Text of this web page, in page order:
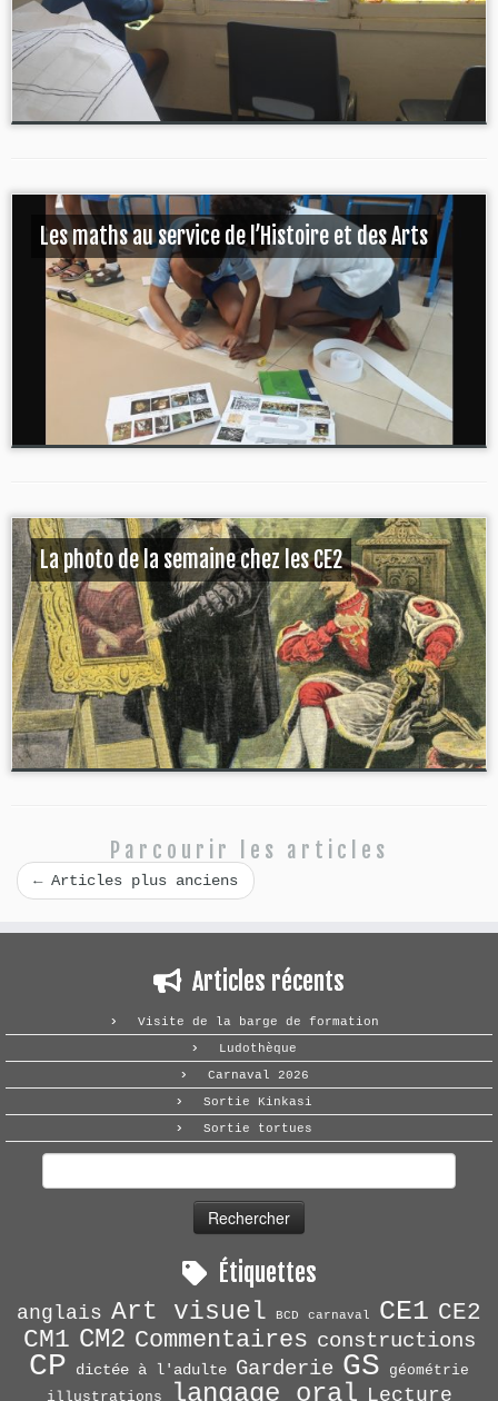
Les maths au service de l’Histoire et des Arts
La photo de la semaine chez les CE2
Parcourir les articles
←Articles plus anciens
Articles récents
Visite de la barge de formation
Ludothèque
Carnaval 2026
Sortie Kinkasi
Sortie tortues
Étiquettes
anglais Art visuel BCD carnaval CE1 CE2
CM1 CM2 Commentaires constructions
CP dictée à l'adulte Garderie GS
géométrie
illustrations
langage oral Lecture